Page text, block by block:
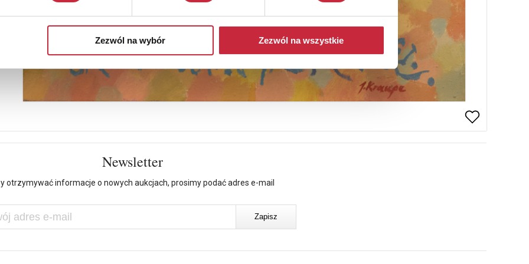
Zezwól na wybór Zezwól na wszystkie
Newsletter
otrzymywać informacje o nowych aukcjach, prosimy podać adres e-mail